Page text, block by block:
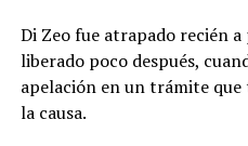
Di Zeo fue atrapado recién
liberado poco después,
apelación en un trámite que
la causa.